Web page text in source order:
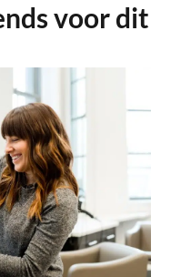
voor dit